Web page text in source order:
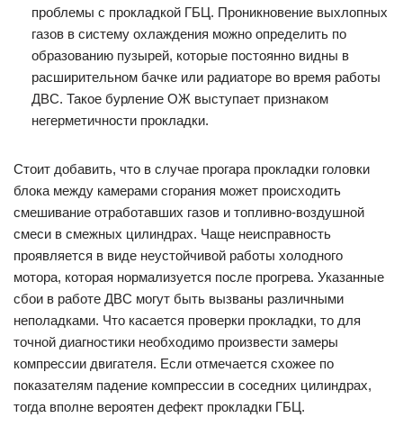
проблемы с прокладкой ГБЦ. Проникновение выхлопных
газов в систему охлаждения можно определить по
образованию пузырей, которые постоянно видны в
расширительном бачке или радиаторе во время работы
ДВС. Такое бурление ОЖ выступает признаком
негерметичности прокладки.
Стоит добавить, что в случае прогара прокладки головки
блока между камерами сгорания может происходить
смешивание отработавших газов и топливно-воздушной
смеси в смежных цилиндрах. Чаще неисправность
проявляется в виде неустойчивой работы холодного
мотора, которая нормализуется после прогрева. Указанные
сбои в работе ДВС могут быть вызваны различными
неполадками. Что касается проверки прокладки, то для
точной диагностики необходимо произвести замеры
компрессии двигателя. Если отмечается схожее по
показателям падение компрессии в соседних цилиндрах,
тогда вполне вероятен дефект прокладки ГБЦ.